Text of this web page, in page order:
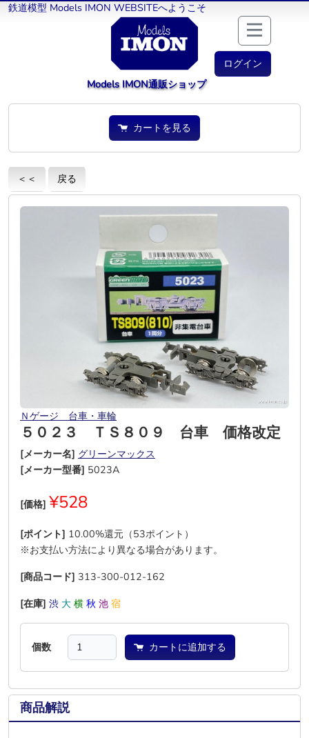
鉄道模型 Models IMON WEBSITEへようこそ
ログイン
Models IMON通販ショップ
カートを見る
＜＜ 戻る
Ｎゲージ 台車・車輪
５０２３ ＴＳ８０９ 台車 価格改定
[メーカー名] グリーンマックス
[メーカー型番] 5023A
[価格] ¥528
[ポイント] 10.00%還元（53ポイント）
※お支払い方法により異なる場合があります。
[商品コード] 313-300-012-162
[在庫] 渋 大 横 秋 池 宿
個数 カートに追加する
商品解説